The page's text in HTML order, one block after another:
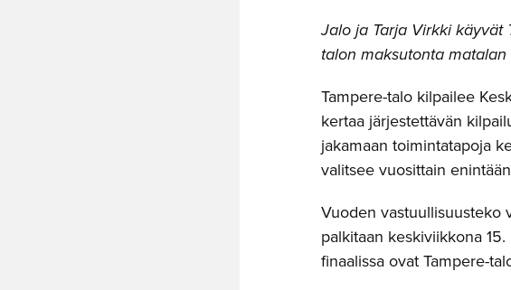
Jalo ja Tarja Virkki käyvät
talon maksutonta
Tampere-talo kilpailee
kertaa järjestettävän
jakamaan toimintatapoja
valitsee vuosittain
Vuoden vastuullisuusteko
palkitaan keskiviikkona
finaalissa ovat Tampere-